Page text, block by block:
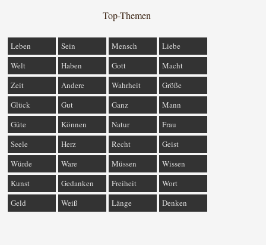
Top-Themen
Leben Sein Mensch
Liebe
Welt
Haben Gott
Macht
Zeit
Andere Wahrheit
Größe
Glück
Gut Ganz
Mann
Güte
Können Natur
Frau
Seele
Herz Recht
Geist
Würde
Ware Müssen
Wissen
Kunst
Gedanken Freiheit
Wort
Geld
Weiß Länge Denken